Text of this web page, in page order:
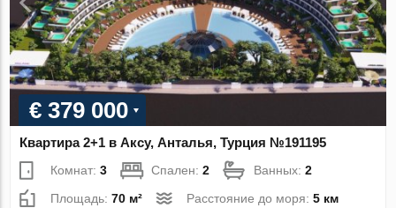
€ 379 000
Квартира 2+1 в Аксу, Анталья, Турция №191195
Комнат:3 Спален:2 Ванных:2
Площадь:70 м² Расстояние до моря:5 км